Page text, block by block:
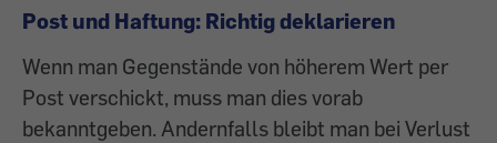
Post und Haftung: Richtig deklarieren
Wenn man Gegenstände von höherem Wert per
Post verschickt, muss man dies vorab
bekanntgeben. Andernfalls bleibt man bei Verlust